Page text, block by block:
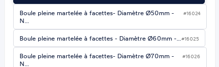
Boule pleine martelée à facettes- Diamètre Ø50mm -
N…
#16024
Boule pleine martelée à facettes - Diamètre Ø60mm -…#16025
Boule pleine martelée à facettes- Diamètre Ø70mm -
N…
#16026